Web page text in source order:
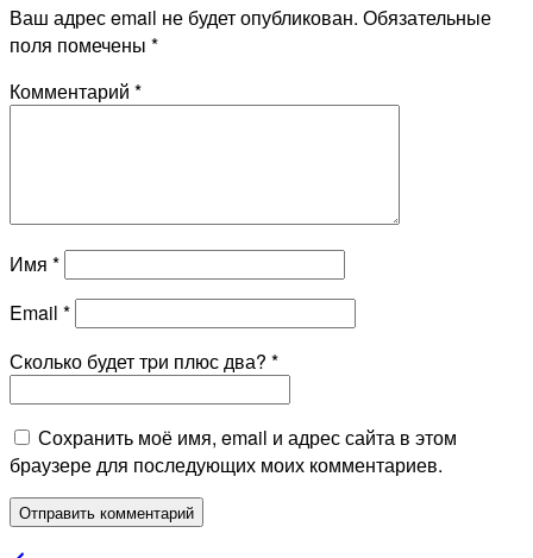
Ваш адрес email не будет опубликован. Обязательные
поля помечены *
Комментарий *
Имя *
Email *
Сколько будет тpи плюс два? *
Сохранить моё имя, email и адрес сайта в этом
браузере для последующих моих комментариев.